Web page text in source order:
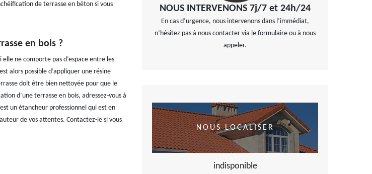
de terrasse en béton si vous
en bois ?
ne comporte pas d’espace entre les
alors possible d’appliquer une résine
doit être bien nettoyée pour que le
d’une terrasse en bois, adressez-vous à
un étancheur professionnel qui est en
de vos attentes. Contactez-le si vous
NOUS INTERVENONS 7j/7 et 24h/24
En cas d’urgence, nous intervenons dans l’immédiat,
n’hésitez pas à nous contacter via le formulaire ou à nous
appeler.
NOUS LOCALISER
indisponible